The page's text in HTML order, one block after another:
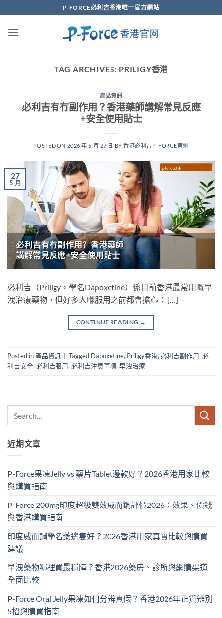
to
content
P-FORCE必利吉香港唯一官方網站
TAG ARCHIVES: PRILIGY香港
產品資訊
必利吉有冇副作用？香港藥師講解常見反應
+安全使用貼士
POSTED ON 2026 年 5 月 27 日 BY香港必利吉P-FORCE官網
27
5 月
必利吉（Priligy，學名Dapoxetine）係目前香港最常用嘅早
洩治療藥物，但好多人喺服用之前都會擔心： […]
CONTINUE READING →
Posted in 產品資訊 Tagged Dapoxetine, Priligy香港,必利吉副作用,必
利吉安全,必利吉服用,必利吉注意事項,早洩治療
近期文章
P-Force果凍Jelly vs 藥片Tablet邊款好？2026香港用家比較
與購買指南
P-Force 200mg印度超級雙效威而鋼評價2026：效果、價錢
與香港購買指南
印度威而鋼學名藥邊隻好？2026香港用家真實比較與購買
建議
早洩藥物哪裡買最穩陣？香港2026藥房、診所與網購渠道
全面比較
P-Force Oral Jelly果凍如何分辨真假？香港2026年正貨辨別
5招與購買指南